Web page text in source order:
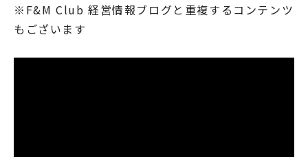
※F&M Club 経営情報ブログと重複するコンテンツ
もございます